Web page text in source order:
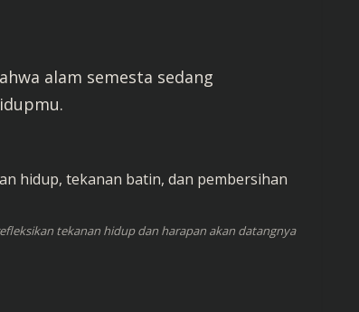
alam semesta sedang
tekanan hidup dan harapan akan datangnya